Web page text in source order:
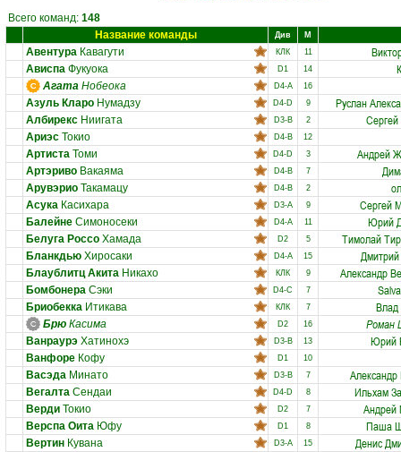
Всего команд: 148
Название команды
Див М
Авентура Кавагути КЛК 11
Ависпа Фукуока D1 14
Агата Нобеока D4-A 16
Азуль Кларо Нумадзу D4-D 9 Руслан
Албирекс Ниигата D3-B 2
Ариэс Токио D4-B 12
Артиста Томи D4-D 3 Андрей
Артэриво Вакаяма D4-B 7
Арувэрио Такамацу D4-B 2
Асука Касихара D3-A 9 Сергей
Балейне Симоносеки D4-A 11 Юрий
Белуга Россо Хамада D2 5 Тимолай
Бланкдью Хиросаки D4-A 15
Блаублитц Акита Никахо КЛК 9 Александр
Бомбонера Сэки D4-C 7
Бриобекка Итикава КЛК 7 Влад
Брю Касима D2 16 Роман
Ванраурэ Хатинохэ D3-B 13 Юрий
Ванфоре Кофу D1 10
Васэда Минато D3-B 7
Вегалта Сендаи D4-D 8 Ильхам
Верди Токио D2 7 Андрей
Верспа Оита Юфу D1 8 Паша
Вертин Кувана D3-A 15 Денис